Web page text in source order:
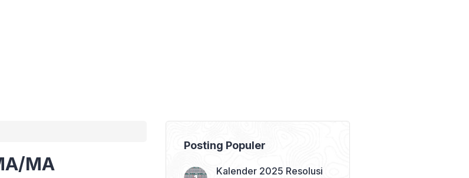
MA
Posting Populer
Kalender 2025 Resolusi